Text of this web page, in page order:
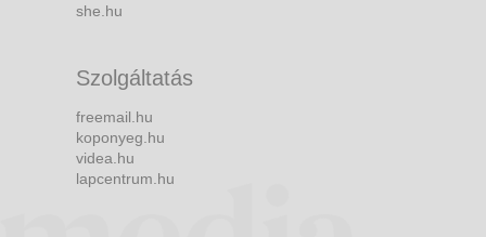
she.hu
Szolgáltatás
freemail.hu
koponyeg.hu
videa.hu
lapcentrum.hu